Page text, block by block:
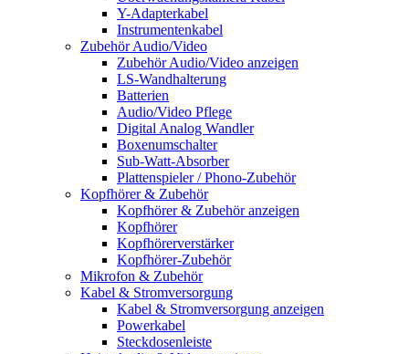
Y-Adapterkabel
Instrumentenkabel
Zubehör Audio/Video
Zubehör Audio/Video anzeigen
LS-Wandhalterung
Batterien
Audio/Video Pflege
Digital Analog Wandler
Boxenumschalter
Sub-Watt-Absorber
Plattenspieler / Phono-Zubehör
Kopfhörer & Zubehör
Kopfhörer & Zubehör anzeigen
Kopfhörer
Kopfhörerverstärker
Kopfhörer-Zubehör
Mikrofon & Zubehör
Kabel & Stromversorgung
Kabel & Stromversorgung anzeigen
Powerkabel
Steckdosenleiste